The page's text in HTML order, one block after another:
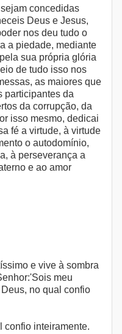
concedidas
Deus e Jesus,
nos deu tudo o
a piedade, mediante
sua própria glória
de tudo isso nos
as maiores que
participantes da
da corrupção, da
isso mesmo, dedicai
fé a virtude, à virtude
o autodomínio,
à perseverança a
e ao amor
e vive à sombra
meu
no qual confio
confio inteiramente.